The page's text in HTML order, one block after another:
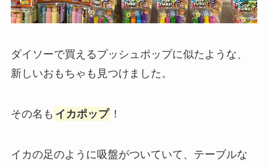
ダイソーで買えるプッシュポップに似たような、
新しいおもちゃも見つけました。
その名も イカポップ！
イカの足のように吸盤がついていて、テーブルな